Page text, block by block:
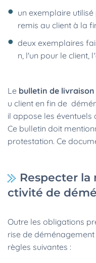
un exemplaire
remis au client à la
deux exemplaires
n, l'un pour le client,
Le bulletin de livraison
u client en fin de
il appose les éventuels
Ce bulletin doit
protestation. Ce
Respecter
ctivité de
Outre les obligations
rise de
règles suivantes :